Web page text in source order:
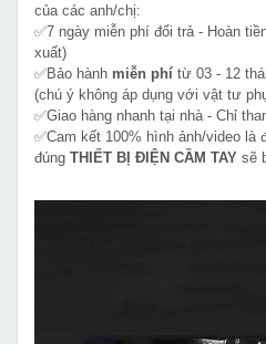
của các anh/chị:
✅7 ngày miễn phí đổi trả - Hoàn
xuất)
✅Bảo hành miễn phí từ 03 - 12
(chú ý không áp dụng với vật tư
✅Giao hàng nhanh tại nhà - Chỉ
✅Cam kết 100% hình ảnh/video là
đúng THIẾT BỊ ĐIỆN CẦM TAY sẽ